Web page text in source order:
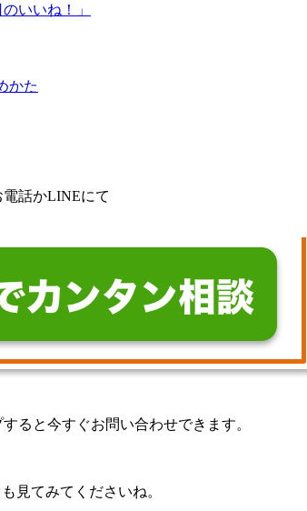
いいね！」
かた
話かLINEにて
ると今すぐお問い合わせできます。
見てみてくださいね。